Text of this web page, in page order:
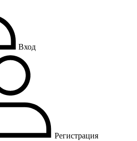
Вход
Регистрация